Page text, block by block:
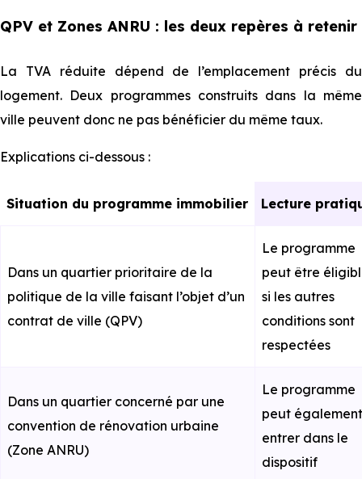
QPV et Zones ANRU : les deux repères à retenir
La TVA réduite dépend de l’emplacement précis du
logement. Deux programmes construits dans la même
ville peuvent donc ne pas bénéficier du même taux.
Explications ci-dessous :
Situation du programme immobilier Lecture
Dans un quartier prioritaire de la
politique de la ville faisant l’objet d’un
contrat de ville (QPV)
Le programme
peut être
si les autres
conditions sont
respectées
Dans un quartier concerné par une
convention de rénovation urbaine
(Zone ANRU)
Le programme
peut également
entrer dans le
dispositif